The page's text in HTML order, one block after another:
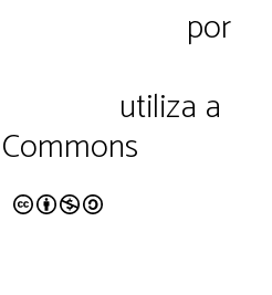
por
utiliza a